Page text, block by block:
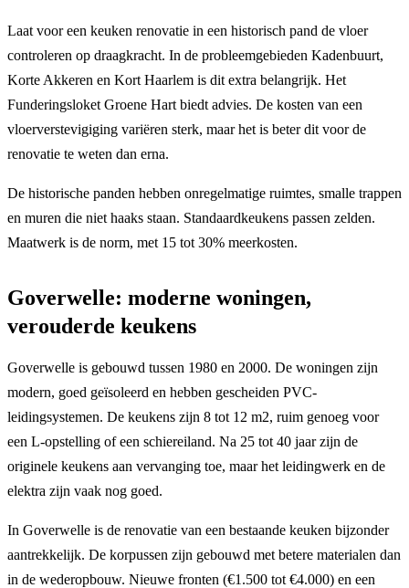
Laat voor een keuken renovatie in een historisch pand de vloer
controleren op draagkracht. In de probleemgebieden Kadenbuurt,
Korte Akkeren en Kort Haarlem is dit extra belangrijk. Het
Funderingsloket Groene Hart biedt advies. De kosten van een
vloerverstevigiging variëren sterk, maar het is beter dit voor de
renovatie te weten dan erna.
De historische panden hebben onregelmatige ruimtes, smalle trappen
en muren die niet haaks staan. Standaardkeukens passen zelden.
Maatwerk is de norm, met 15 tot 30% meerkosten.
Goverwelle: moderne woningen,
verouderde keukens
Goverwelle is gebouwd tussen 1980 en 2000. De woningen zijn
modern, goed geïsoleerd en hebben gescheiden PVC-
leidingsystemen. De keukens zijn 8 tot 12 m2, ruim genoeg voor
een L-opstelling of een schiereiland. Na 25 tot 40 jaar zijn de
originele keukens aan vervanging toe, maar het leidingwerk en de
elektra zijn vaak nog goed.
In Goverwelle is de renovatie van een bestaande keuken bijzonder
aantrekkelijk. De korpussen zijn gebouwd met betere materialen dan
in de wederopbouw. Nieuwe fronten (€1.500 tot €4.000) en een